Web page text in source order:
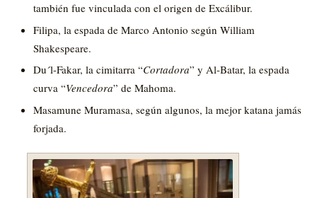
también fue vinculada con el origen de Excálibur.
Filipa, la espada de Marco Antonio según William
Shakespeare.
Du´l-Fakar, la cimitarra “Cortadora” y Al-Batar, la espada
curva “Vencedora” de Mahoma.
Masamune Muramasa, según algunos, la mejor katana jamás
forjada.